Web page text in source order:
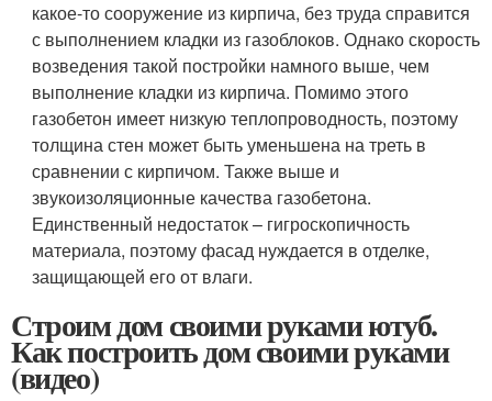
какое-то сооружение из кирпича, без труда справится
с выполнением кладки из газоблоков. Однако скорость
возведения такой постройки намного выше, чем
выполнение кладки из кирпича. Помимо этого
газобетон имеет низкую теплопроводность, поэтому
толщина стен может быть уменьшена на треть в
сравнении с кирпичом. Также выше и
звукоизоляционные качества газобетона.
Единственный недостаток – гигроскопичность
материала, поэтому фасад нуждается в отделке,
защищающей его от влаги.
Строим дом своими руками ютуб.
Как построить дом своими руками
(видео)